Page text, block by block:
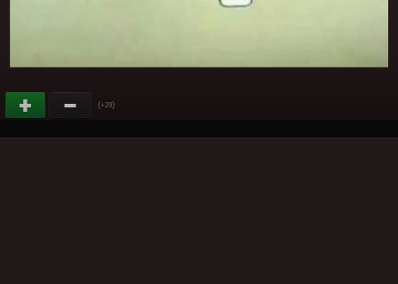
(+29)